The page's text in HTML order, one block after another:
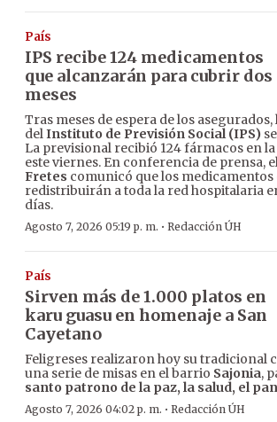
País
IPS recibe 124 medicamentos
que alcanzarán para cubrir dos
meses
Tras meses de espera de los
delInstituto de Previsión Social (IPS)
La previsional recibió 124 fármacos en
este viernes. En conferencia de prensa,
Fretes comunicó que los medicamentos
redistribuirán a toda la red hospitalaria
días.
Agosto 7, 2026 05:19 p. m. · Redacción ÚH
País
Sirven más de 1.000 platos en
karu guasu en homenaje a San
Cayetano
Feligreses realizaron hoy su tradicional
una serie de misas en el barrio Sajonia,
santo patrono de la paz, la salud, el
Agosto 7, 2026 04:02 p. m. · Redacción ÚH